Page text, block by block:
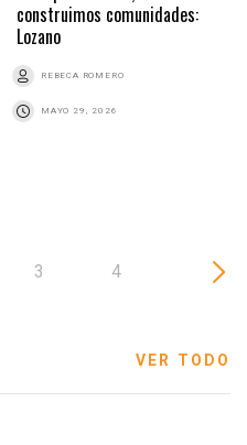
construimos comunidades:
Lozano
REBECA ROMERO
MAYO 29, 2026
3 4
VER TODO